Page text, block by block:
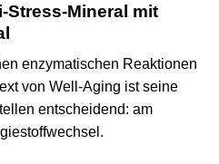
Stress-Mineral mit
enzymatischen Reaktionen
von Well-Aging ist seine
entscheidend: am